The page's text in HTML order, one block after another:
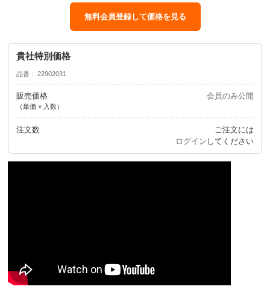
無料会員登録して価格を見る
貴社特別価格
品番 22902031
販売価格
（単価 × 入数）
会員のみ公開
注文数
ご注文には
ログイン してください